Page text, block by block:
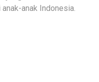
anak Indonesia.